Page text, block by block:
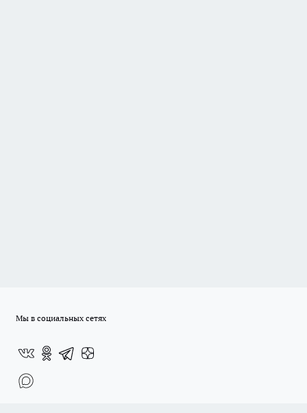
Мы в социальных сетях